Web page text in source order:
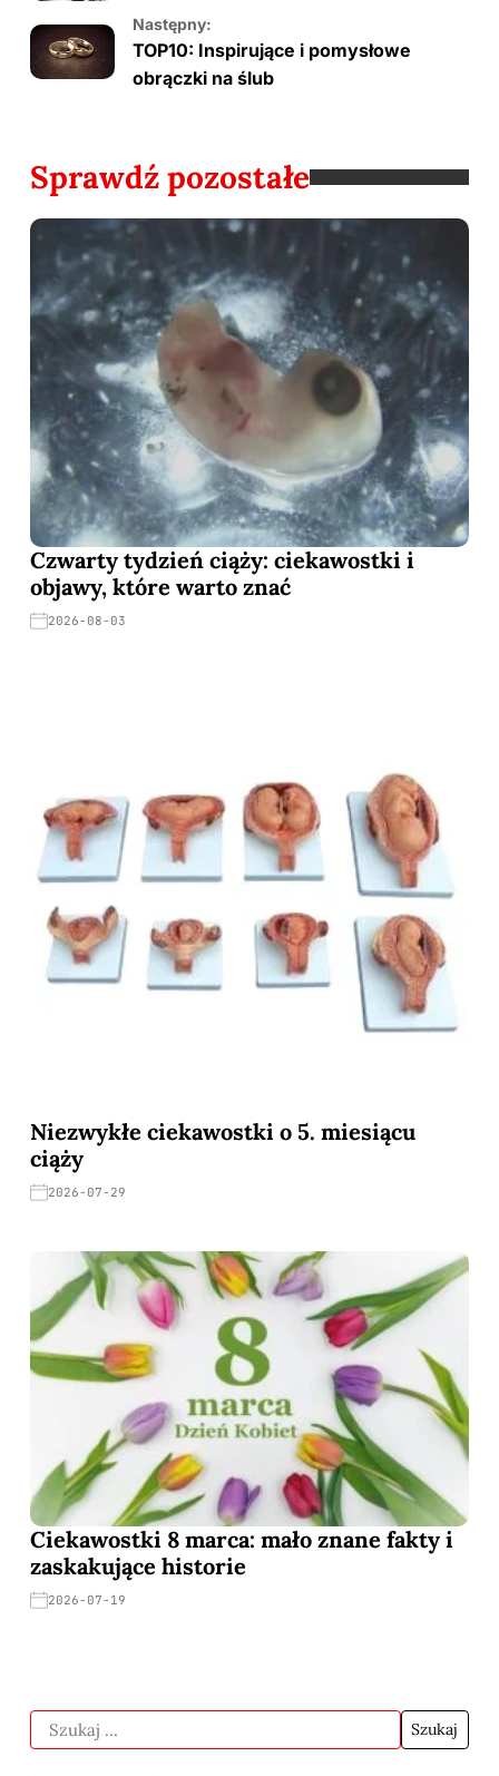
Następny:
TOP10: Inspirujące i pomysłowe
obrączki na ślub
Sprawdź pozostałe
Czwarty tydzień ciąży: ciekawostki i
objawy, które warto znać
2026-08-03
Niezwykłe ciekawostki o 5. miesiącu
ciąży
2026-07-29
Ciekawostki 8 marca: mało znane fakty i
zaskakujące historie
2026-07-19